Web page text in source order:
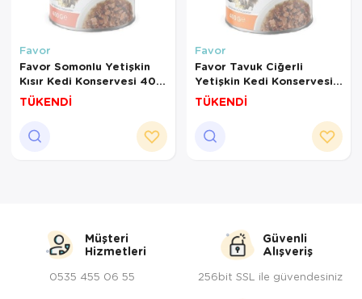
Favor
Favor Somonlu Yetişkin
Kısır Kedi Konservesi 400
Gr
TÜKENDİ
Favor
Favor Tavuk Ciğerli
Yetişkin Kedi Konservesi
400 Gr
TÜKENDİ
Müşteri
Hizmetleri
0535 455 06 55
Güvenli
Alışveriş
256bit SSL ile güvendesiniz